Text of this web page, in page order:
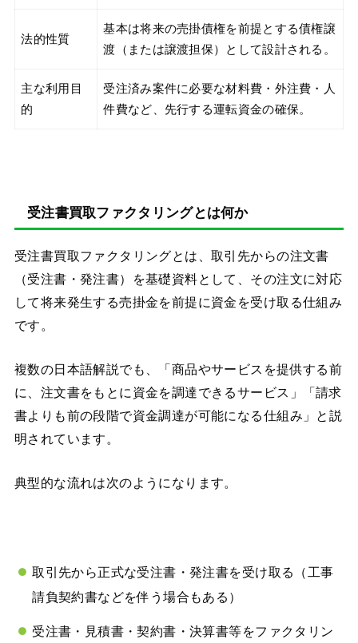
法的性質
基本は将来の売掛債権を前提とする債権譲
渡（または譲渡担保）として設計される。
主な利用目
的
受注済み案件に必要な材料費・外注費・人
件費など、先行する運転資金の確保。
受注書買取ファクタリングとは何か
受注書買取ファクタリングとは、取引先からの注文書
（受注書・発注書）を基礎資料として、その注文に対応
して将来発生する売掛金を前提に資金を受け取る仕組み
です。
複数の日本語解説でも、「商品やサービスを提供する前
に、注文書をもとに資金を調達できるサービス」「請求
書よりも前の段階で資金調達が可能になる仕組み」と説
明されています。
典型的な流れは次のようになります。
取引先から正式な受注書・発注書を受け取る（工事
請負契約書などを伴う場合もある）
受注書・見積書・契約書・決算書等をファクタリン